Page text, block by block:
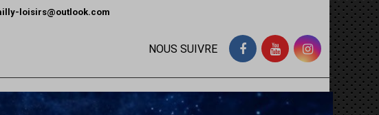
loisirs@outlook.com
NOUS SUIVRE